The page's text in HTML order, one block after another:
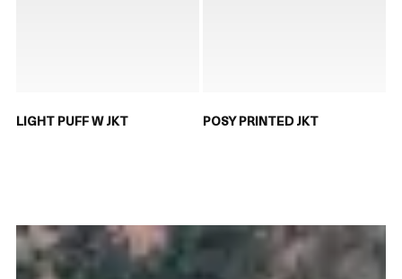
LIGHT PUFF W JKT POSY PRINTED JKT